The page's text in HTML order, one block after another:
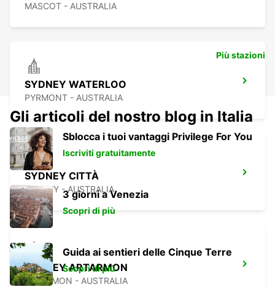
MASCOT - AUSTRALIA
SYDNEY WATERLOO
PYRMONT - AUSTRALIA
SYDNEY CITTÀ
SYDNEY - AUSTRALIA
SYDNEY ARTARMON
ARTARMON - AUSTRALIA
Più stazioni
Gli articoli del nostro blog in Italia
Sblocca i tuoi vantaggi Privilege For You
Iscriviti gratuitamente
3 giorni a Venezia
Scopri di più
Guida ai sentieri delle Cinque Terre
Scopri di più